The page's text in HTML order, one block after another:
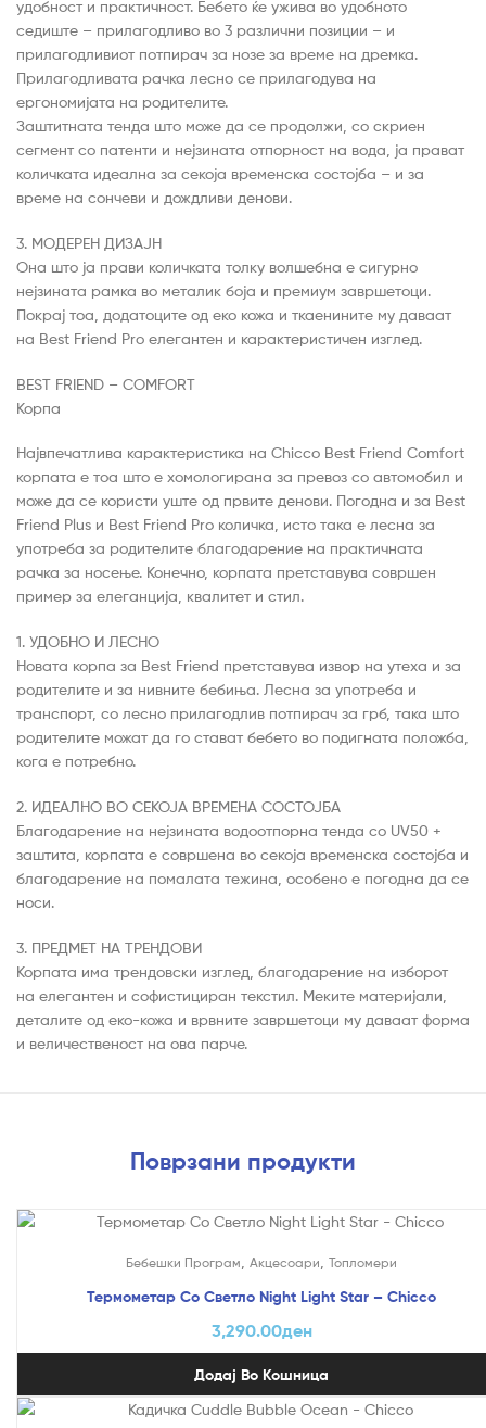
удобност и практичност. Бебето ќе ужива во удобното
седиште – прилагодливо во 3 различни позиции – и
прилагодливиот потпирач за нозе за време на дремка.
Прилагодливата рачка лесно се прилагодува на
ергономијата на родителите.
Заштитната тенда што може да се продолжи, со скриен
сегмент со патенти и нејзината отпорност на вода, ја прават
количката идеална за секоја временска состојба – и за
време на сончеви и дождливи денови.
3. МОДЕРЕН ДИЗАЈН
Она што ја прави количката толку волшебна е сигурно
нејзината рамка во металик боја и премиум завршетоци.
Покрај тоа, додатоците од еко кожа и ткаенините му даваат
на Best Friend Pro елегантен и карактеристичен изглед.
BEST FRIEND – COMFORT
Корпа
Највпечатлива карактеристика на Chicco Best Friend Comfort
корпата е тоа што е хомологирана за превоз со автомобил и
може да се користи уште од првите денови. Погодна и за Best
Friend Plus и Best Friend Pro количка, исто така е лесна за
употреба за родителите благодарение на практичната
рачка за носење. Конечно, корпата претставува совршен
пример за елеганција, квалитет и стил.
1. УДОБНО И ЛЕСНО
Новата корпа за Best Friend претставува извор на утеха и за
родителите и за нивните бебиња. Лесна за употреба и
транспорт, со лесно прилагодлив потпирач за грб, така што
родителите можат да го стават бебето во подигната положба,
кога е потребно.
2. ИДЕАЛНО ВО СЕКОЈА ВРЕМЕНА СОСТОЈБА
Благодарение на нејзината водоотпорна тенда со UV50 +
заштита, корпата е совршена во секоја временска состојба и
благодарение на помалата тежина, особено е погодна да се
носи.
3. ПРЕДМЕТ НА ТРЕНДОВИ
Корпата има трендовски изглед, благодарение на изборот
на елегантен и софистициран текстил. Меките материјали,
деталите од еко-кожа и врвните завршетоци му даваат форма
и величественост на ова парче.
Поврзани продукти
Бебешки Програм Акцесоари Топломери
Термометар Со Светло Night Light Star – Chicco
3,290.00ден
Додај Во Кошница